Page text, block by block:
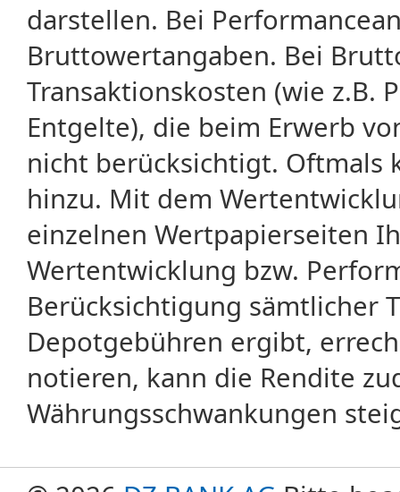
darstellen. Bei
Bruttowertangaben. Bei
Transaktionskosten (wie z.B.
Entgelte), die beim Erwerb
nicht berücksichtigt. Oftmals
hinzu. Mit dem
einzelnen Wertpapierseiten
Wertentwicklung bzw.
Berücksichtigung sämtlicher
Depotgebühren ergibt,
notieren, kann die Rendite
Währungsschwankungen